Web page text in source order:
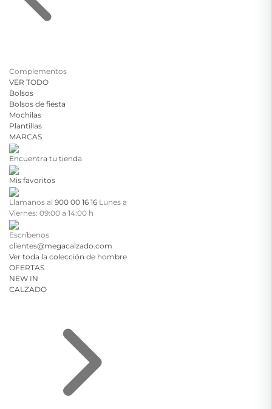
Complementos
VER TODO
Bolsos
Bolsos de fiesta
Mochilas
Plantillas
MARCAS
Encuentra tu tienda
Mis favoritos
Llamanos al 900 00 16 16 Lunes a
Viernes: 09:00 a 14:00 h
Escríbenos
clientes@megacalzado.com
Ver toda la colección de hombre
OFERTAS
NEW IN
CALZADO